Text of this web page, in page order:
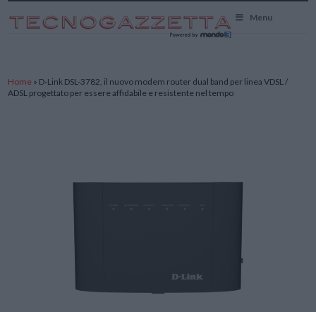
Menu
Home » D-Link DSL-3782, il nuovo modem router dual band per linea VDSL /
ADSL progettato per essere affidabile e resistente nel tempo